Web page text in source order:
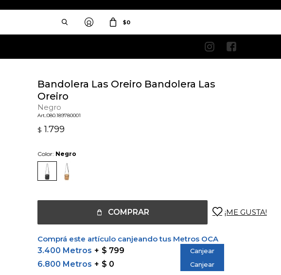
$0
 
Bandolera Las Oreiro Bandolera Las
Oreiro
Negro
080.189780001
$ 1.799
Color: Negro
COMPRAR
Comprá este artículo canjeando tus Metros OCA
3.400 Metros
$ 799 Canjear
6.800 Metros $ 0 Canjear